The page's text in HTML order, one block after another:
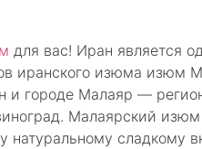
для вас! Иран является
иранского изюма изюм
и городе Малаяр —
Малаярский изюм
натуральному сладкому